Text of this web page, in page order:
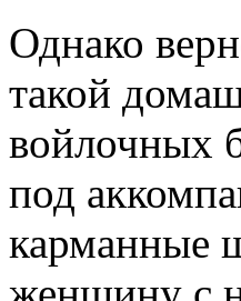
Однако
такой
войлочных
под
карманные